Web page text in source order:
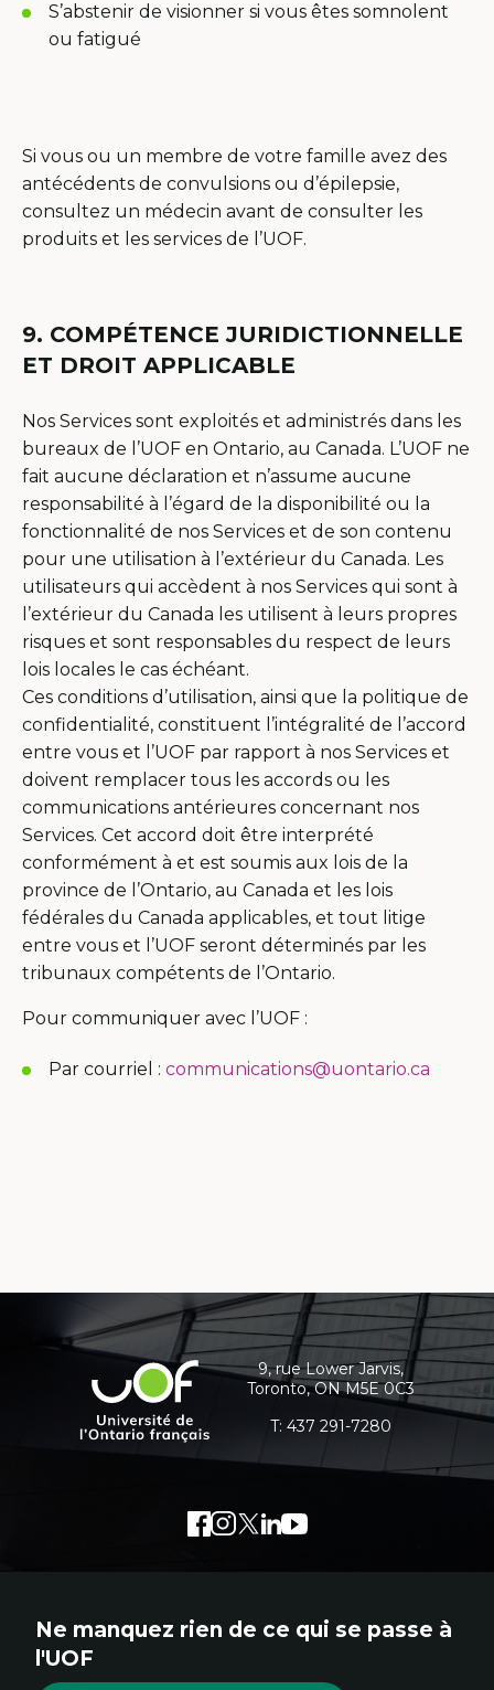
S’abstenir de visionner si vous êtes somnolent
ou fatigué
Si vous ou un membre de votre famille avez des
antécédents de convulsions ou d’épilepsie,
consultez un médecin avant de consulter les
produits et les services de l’UOF.
9. COMPÉTENCE JURIDICTIONNELLE
ET DROIT APPLICABLE
Nos Services sont exploités et administrés dans les
bureaux de l’UOF en Ontario, au Canada. L’UOF ne
fait aucune déclaration et n’assume aucune
responsabilité à l’égard de la disponibilité ou la
fonctionnalité de nos Services et de son contenu
pour une utilisation à l’extérieur du Canada. Les
utilisateurs qui accèdent à nos Services qui sont à
l’extérieur du Canada les utilisent à leurs propres
risques et sont responsables du respect de leurs
lois locales le cas échéant.
Ces conditions d’utilisation, ainsi que la politique de
confidentialité, constituent l’intégralité de l’accord
entre vous et l’UOF par rapport à nos Services et
doivent remplacer tous les accords ou les
communications antérieures concernant nos
Services. Cet accord doit être interprété
conformément à et est soumis aux lois de la
province de l’Ontario, au Canada et les lois
fédérales du Canada applicables, et tout litige
entre vous et l’UOF seront déterminés par les
tribunaux compétents de l’Ontario.
Pour communiquer avec l’UOF :
Par courriel : communications@uontario.ca
informations
supplémentaires
Université
l'Ontario
9, rue Lower Jarvis,
Toronto, ON M5E 0C3
T: 437 291-7280
Facebook
Lien
Cet
Instagram
Lien
Cet
Twitter
Lien
Cet
LinkedIn
Lien
Cet
Youtube
Lien
Cet
Ne manquez rien de ce qui se passe à
l'UOF